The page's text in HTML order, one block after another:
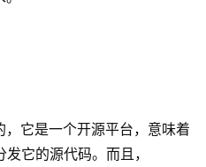
它是一个开源平台，意味着
它的源代码。而且，